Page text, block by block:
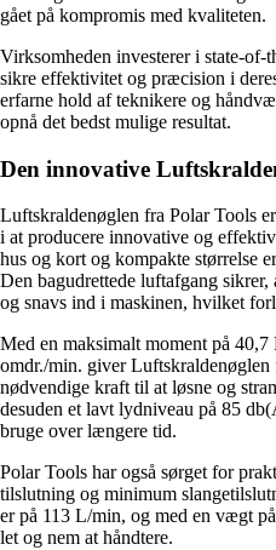
gået på kompromis med kvaliteten.
Virksomheden investerer i state-of-
sikre effektivitet og præcision i
erfarne hold af teknikere og
opnå det bedst mulige resultat.
Den innovative
Luftskraldenøglen fra Polar Tools
i at producere innovative og
hus og kort og kompakte størrelse
Den bagudrettede luftafgang
og snavs ind i maskinen, hvilket
Med en maksimalt moment på
omdr./min. giver Luftskraldenøglen
nødvendige kraft til at løsne og
desuden et lavt lydniveau på 85
bruge over længere tid.
Polar Tools har også sørget for
tilslutning og minimum
er på 113 L/min, og med en vægt
let og nem at håndtere.